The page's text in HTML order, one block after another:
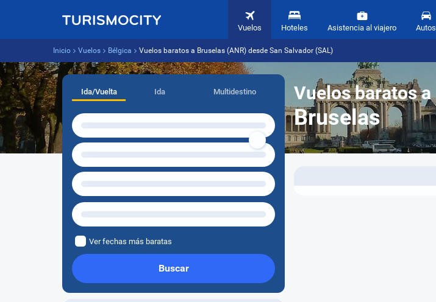
Vuelos Hoteles Asistencia al viajero Autos
Inicio Vuelos Bélgica Vuelos baratos a Bruselas (ANR) desde San Salvador (SAL)
Vuelos baratos a
Bruselas
Ida/Vuelta Ida Multidestino
Ver fechas más baratas
Buscar